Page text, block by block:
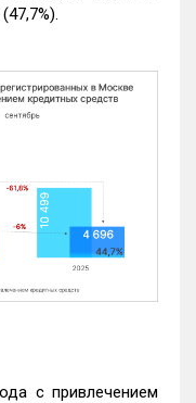
с привлечением